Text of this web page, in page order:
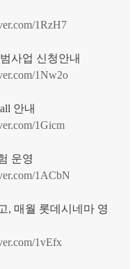
1RzH7
사업 신청안내
1Nw2o
안내
1Gicm
운영
1ACbN
, 매월 롯데시네마 영
1vEfx